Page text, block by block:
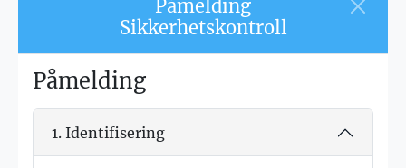
Påmelding
Sikkerhetskontroll
Påmelding
1. Identifisering